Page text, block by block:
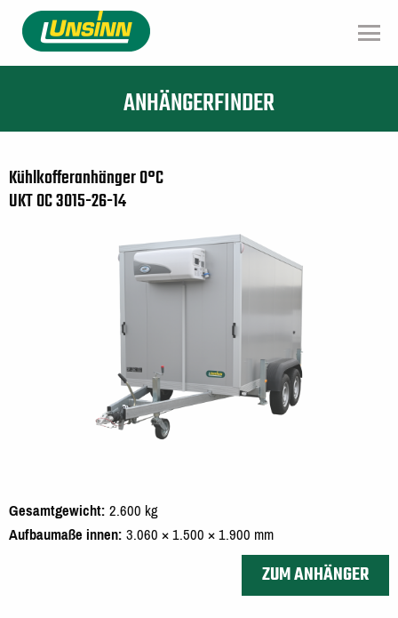
Direkt
zum
Inhalt
ANHÄNGERFINDER
Kühlkofferanhänger 0°C
UKT 0C 3015-26-14
Gesamtgewicht 2.600 kg
Aufbaumaße innen 3.060 × 1.500 × 1.900 mm
ZUM ANHÄNGER